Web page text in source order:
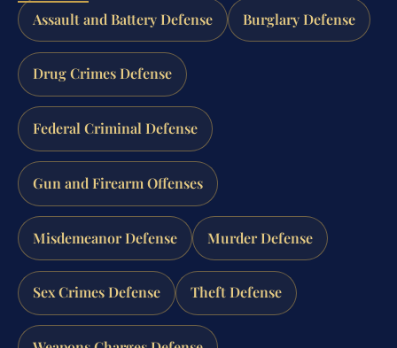
Assault and Battery Defense Burglary Defense
Drug Crimes Defense
Federal Criminal Defense
Gun and Firearm Offenses
Misdemeanor Defense Murder Defense
Sex Crimes Defense Theft Defense